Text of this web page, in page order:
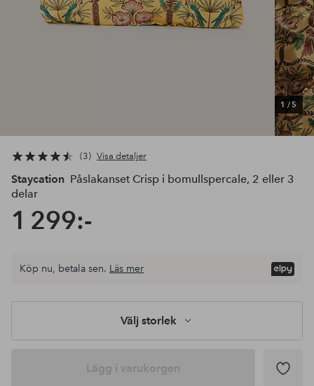
1 /5
3 Visa detaljer
Staycation Påslakanset Crisp i bomullspercale, 2 eller 3
delar
1 299:-
Köp nu, betala sen. Läs mer
Välj storlek
Lägg i varukorgen